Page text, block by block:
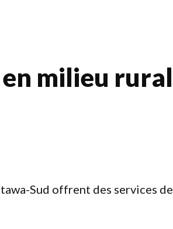
milieu rural
Sud offrent des services de